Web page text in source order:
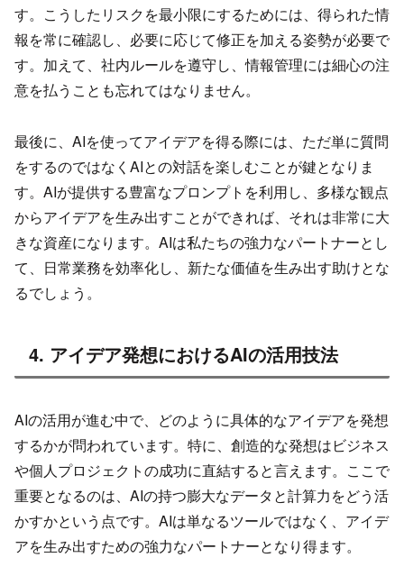
す。こうしたリスクを最小限にするためには、得られた情
報を常に確認し、必要に応じて修正を加える姿勢が必要で
す。加えて、社内ルールを遵守し、情報管理には細心の注
意を払うことも忘れてはなりません。
最後に、AIを使ってアイデアを得る際には、ただ単に質問
をするのではなくAIとの対話を楽しむことが鍵となりま
す。AIが提供する豊富なプロンプトを利用し、多様な観点
からアイデアを生み出すことができれば、それは非常に大
きな資産になります。AIは私たちの強力なパートナーとし
て、日常業務を効率化し、新たな価値を生み出す助けとな
るでしょう。
4. アイデア発想におけるAIの活用技法
AIの活用が進む中で、どのように具体的なアイデアを発想
するかが問われています。特に、創造的な発想はビジネス
や個人プロジェクトの成功に直結すると言えます。ここで
重要となるのは、AIの持つ膨大なデータと計算力をどう活
かすかという点です。AIは単なるツールではなく、アイデ
アを生み出すための強力なパートナーとなり得ます。